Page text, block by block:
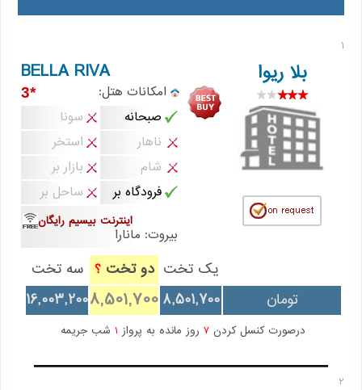
1
بلا ریوا BELLA RIVA
امکانات هتل: *3
صبحانه
سونا
ناهار
استخر
شام
بازار بر
فرودگاه بر
ساحل بر
اینترنت بیسیم رایگان
بیروت: مانارا
یک تخت دو تخت؟ سه تخت
تومان
8,501,700
8,501,700
16,003,200
درصورت کنسل کردن 7 روز مانده به پرواز شب جریمه
2